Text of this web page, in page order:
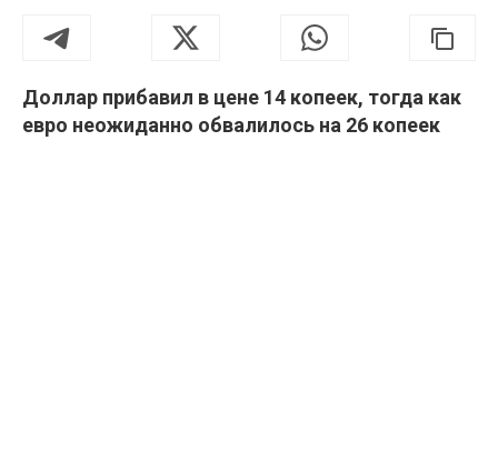
Доллар прибавил в цене 14 копеек, тогда как
евро неожиданно обвалилось на 26 копеек